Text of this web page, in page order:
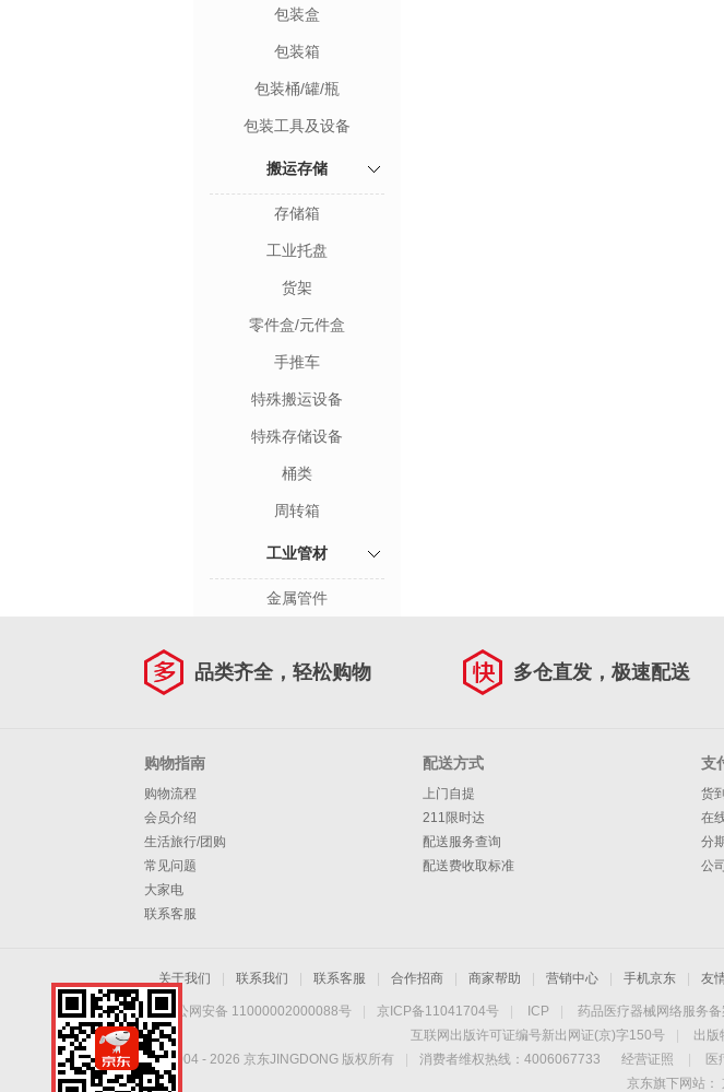
包装盒
包装箱
包装桶/罐/瓶
包装工具及设备
搬运存储
存储箱
工业托盘
货架
零件盒/元件盒
手推车
特殊搬运设备
特殊存储设备
桶类
周转箱
工业管材
金属管件
品类齐全，轻松购物 多仓直发，极速配送
购物指南
购物流程
会员介绍
生活旅行/团购
常见问题
大家电
联系客服
配送方式
上门自提
211限时达
配送服务查询
配送费收取标准
支
货
在
分
公
关于我们 联系我们 联系客服 合作招商 商家帮助 营销中心 手机京东 友
京公网安备 11000002000088号 京ICP备11041704号 ICP 药品医疗器械网络服务备
互联网出版许可证编号新出网证(京)字150号
出版
Copyright © 2004 - 2026 京东JINGDONG 版权所有 消费者维权热线：4006067733 经营证照
京东旗下网站：